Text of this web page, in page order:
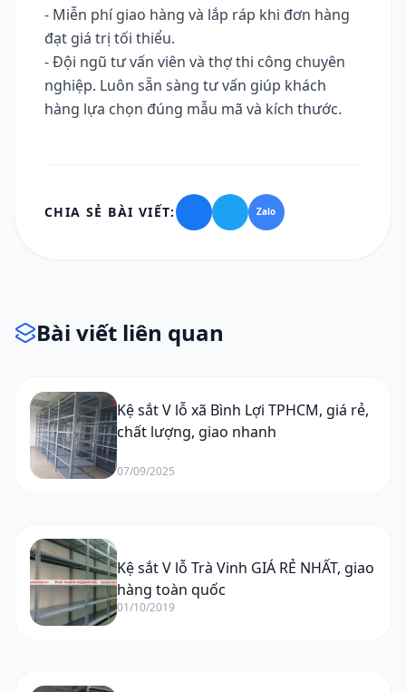
- Miễn phí giao hàng và lắp ráp khi đơn hàng
đạt giá trị tối thiểu.
- Đội ngũ tư vấn viên và thợ thi công chuyên
nghiệp. Luôn sẵn sàng tư vấn giúp khách
hàng lựa chọn đúng mẫu mã và kích thước.
CHIA SẺ BÀI VIẾT: Zalo
Bài viết liên quan
Kệ sắt V lỗ xã Bình Lợi TPHCM, giá rẻ,
chất lượng, giao nhanh
07/09/2025
Kệ sắt V lỗ Trà Vinh GIÁ RẺ NHẤT, giao
hàng toàn quốc
01/10/2019